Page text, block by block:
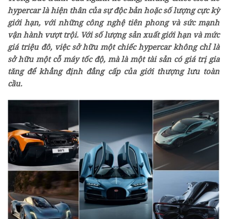
hypercar là hiện thân của sự độc bản hoặc số lượng cực kỳ
giới hạn, với những công nghệ tiên phong và sức mạnh
vận hành vượt trội. Với số lượng sản xuất giới hạn và mức
giá triệu đô, việc sở hữu một chiếc hypercar không chỉ là
sở hữu một cỗ máy tốc độ, mà là một tài sản có giá trị gia
tăng để khẳng định đẳng cấp của giới thượng lưu toàn
cầu.